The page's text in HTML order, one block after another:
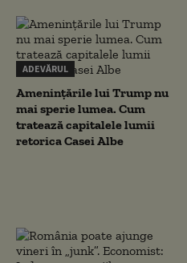
ADEVĂRUL
Amenințările lui Trump nu
mai sperie lumea. Cum
tratează capitalele lumii
retorica Casei Albe